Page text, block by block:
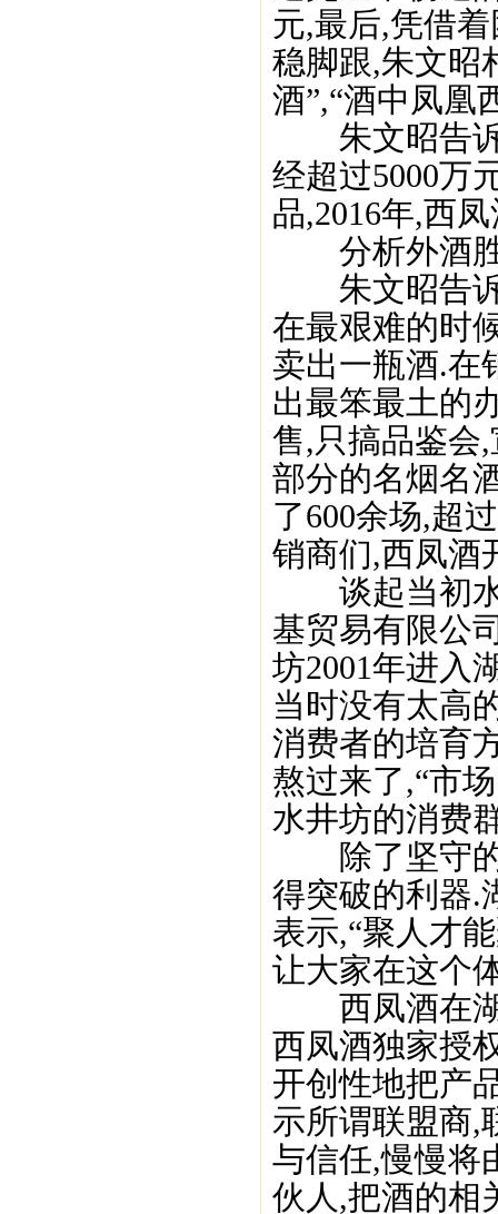
元,最后,凭借
稳脚跟,朱文昭
酒”,“酒中凤凰
朱文昭告诉
经超过5000万
品,2016年,西
分析外酒胜
朱文昭告诉
在最艰难的时
卖出一瓶酒.在
出最笨最土的
售,只搞品鉴会
部分的名烟名
了600余场,超
销商们,西凤酒
谈起当初水
基贸易有限公
坊2001年进入
当时没有太高
消费者的培育
熬过来了,“市
水井坊的消费
除了坚守的
得突破的利器.
表示,“聚人才
让大家在这个
西凤酒在湖
西凤酒独家授
开创性地把产
示所谓联盟商,
与信任,慢慢将
伙人,把酒的相